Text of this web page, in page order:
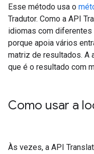
Esse método usa o
Tradutor. Como a API
idiomas com
porque apoia vários
matriz de resultados. A
que é o resultado com
Como usar a
Às vezes, a API